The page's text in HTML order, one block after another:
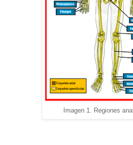
Imagen 1. Regiones